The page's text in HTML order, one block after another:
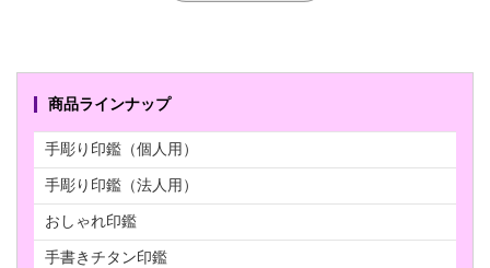
商品ラインナップ
手彫り印鑑（個人用）
手彫り印鑑（法人用）
おしゃれ印鑑
手書きチタン印鑑